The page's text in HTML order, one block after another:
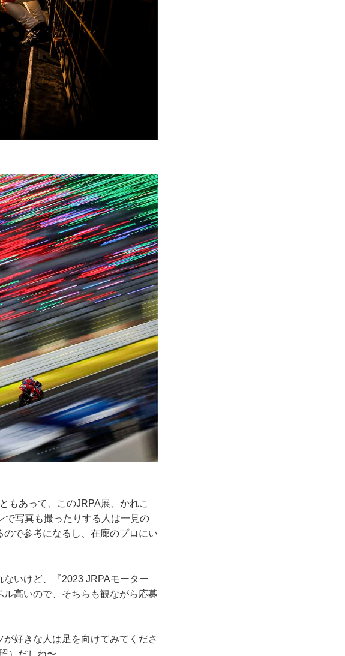
もあって、このJRPA展、かれこ
で写真も撮ったりする人は一見の
で参考になるし、在廊のプロにい
いけど、『2023 JRPAモーター
高いので、そちらも観ながら応募
好きな人は足を向けてみてくださ